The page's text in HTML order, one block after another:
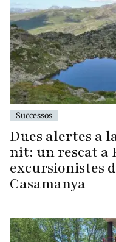
Successos
Dues alertes a
nit: un rescat a
excursionistes
Casamanya